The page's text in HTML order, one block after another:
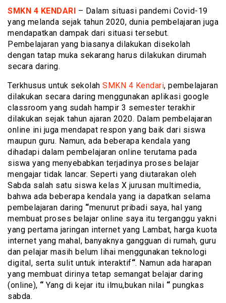
SMKN 4 KENDARI – Dalam situasi pandemi Covid-19
yang melanda sejak tahun 2020, dunia pembelajaran juga
mendapatkan dampak dari situasi tersebut.
Pembelajaran yang biasanya dilakukan disekolah
dengan tatap muka sekarang harus dilakukan dirumah
secara daring.
Terkhusus untuk sekolah SMKN 4 Kendari, pembelajaran
dilakukan secara daring menggunakan aplikasi google
classroom yang sudah hampir 3 semester terakhir
dilakukan sejak tahun ajaran 2020. Dalam pembelajaran
online ini juga mendapat respon yang baik dari siswa
maupun guru. Namun, ada beberapa kendala yang
dihadapi dalam pembelajaran online terutama pada
siswa yang menyebabkan terjadinya proses belajar
mengajar tidak lancar. Seperti yang diutarakan oleh
Sabda salah satu siswa kelas X jurusan multimedia,
bahwa ada beberapa kendala yang ia dapatkan selama
pembelajaran daring “menurut pribadi saya, hal yang
membuat proses belajar online saya itu terganggu yakni
yang pertama jaringan internet yang Lambat, harga kuota
internet yang mahal, banyaknya gangguan di rumah, guru
dan pelajar masih belum lihai menggunakan teknologi
digital, serta sulit untuk interaktif“. Namun ada harapan
yang membuat dirinya tetap semangat belajar daring
(online), “ Yang di kejar itu ilmu,bukan nilai “ pungkas
sabda.